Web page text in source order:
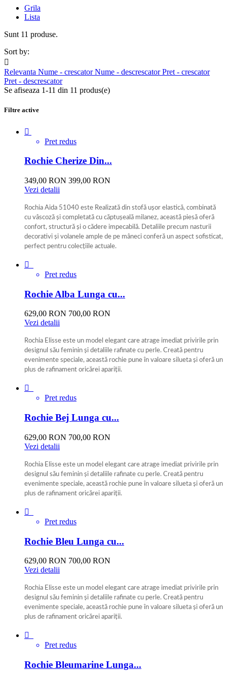
Grila
Lista
Sunt 11 produse.
Sort by:

Relevanta Nume - crescatorNume - descrescatorPret - crescator
Pret - descrescator
Se afiseaza 1-11 din 11 produs(e)
Filtre active

Pret redus
Rochie Cherize Din...
349,00 RON 399,00 RON
Vezi detalii
Rochia Aida 51040 este Realizată din stofă ușor elastică, combinată
cu vâscoză și completată cu căptușeală milanez, această piesă oferă
confort, structură și o cădere impecabilă. Detaliile precum nasturii
decorativi și volanele ample de pe mâneci conferă un aspect sofisticat,
perfect pentru colecțiile actuale.
Cherize

Pret redus
Rochie Alba Lunga cu...
629,00 RON 700,00 RON
Vezi detalii
Rochia Elisse este un model elegant care atrage imediat privirile prin
designul său feminin și detaliile rafinate cu perle. Creată pentru
evenimente speciale, această rochie pune în valoare silueta și oferă un
plus de rafinament oricărei apariții.
Alb

Pret redus
Rochie Bej Lunga cu...
629,00 RON 700,00 RON
Vezi detalii
Rochia Elisse este un model elegant care atrage imediat privirile prin
designul său feminin și detaliile rafinate cu perle. Creată pentru
evenimente speciale, această rochie pune în valoare silueta și oferă un
plus de rafinament oricărei apariții.
Bej

Pret redus
Rochie Bleu Lunga cu...
629,00 RON 700,00 RON
Vezi detalii
Rochia Elisse este un model elegant care atrage imediat privirile prin
designul său feminin și detaliile rafinate cu perle. Creată pentru
evenimente speciale, această rochie pune în valoare silueta și oferă un
plus de rafinament oricărei apariții.
bleu

Pret redus
Rochie Bleumarine Lunga...